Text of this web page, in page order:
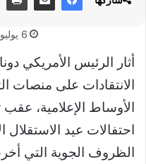
6 يوليو، 2026
أثار الرئيس الأمريكي
الانتقادات على منصات
الأوساط الإعلامية،
احتفالات عيد الاستقلال
الظروف الجوية التي